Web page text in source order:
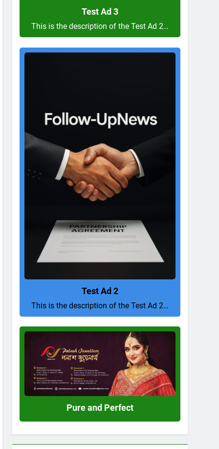
Test Ad 3
This is the description of the Test Ad 2…
Test Ad 2
This is the description of the Test Ad 2…
Perfect
Pure and Perfect